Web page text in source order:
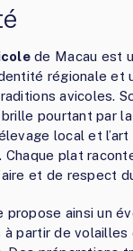
de Macau est
régionale et
avicoles.
pourtant par
local et
Chaque plat
et de respect
propose ainsi un
partir de volailles